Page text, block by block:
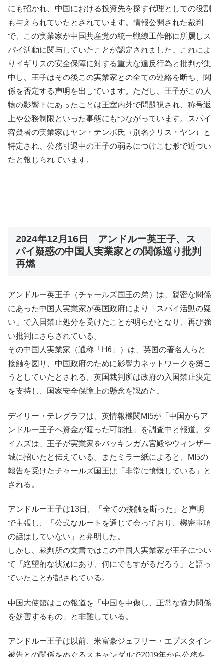
にも招かれ、中国における投資先を探す代理としての役割
も与えられていたとされています。情報公開された裁判
で、この実業家が中国共産党の統一戦線工作部に所属しス
パイ活動に関与していたことが認定されました。これによ
りイギリスの安全保障に対する重大な違反行為と批判が集
中し、王子はその後この実業家との全ての連絡を断ち、関
係を否定する声明を出しています。ただし、王子がこの人
物の影響下にあったことは王室内外で問題視され、称号返
上や公務制限といった事態にもつながっています。スパイ
容疑者の実業家はヤン・テンボ氏（別名クリス・ヤン）と
特定され、公務引退中の王子の弱みにつけこむ形で近づい
たと報じられています。
2024年12月16日 アンドルー英王子、ス
パイ疑惑の中国人実業家との関係巡り批判
再燃
アンドルー英王子（チャールズ国王の弟）は、親密な関係
にあった中国人実業家が英国政府により「スパイ活動の疑
い」で入国禁止処分を受けたことが明らかとなり、再び強
い批判にさらされている。
その中国人実業家（通称「H6」）は、英国の著名人らと
接触を図り、中国政府のために影響力ネットワークを築こ
うとしていたとされる。英国裁判所は政府の入国禁止決定
を支持し、国家安全保障上の懸念を認めた。
デイリー・テレグラフは、英情報機関MI5が「中国からア
ンドルー王子へ資金が渡った可能性」を調査中と報道。タ
イムズは、王子が実業家をバッキンガム宮殿やウィンザー
城に招いたと伝えている。またミラー紙によると、MI5の
報告を受けたチャールズ国王は「非常に憤慨している」と
される。
アンドルー王子は13日、「全ての接触を断った」と声明
で主張し、「公式なルートを通じて会っており、機密事項
の話はしていない」と弁明した。
しかし、裁判所の文書ではこの中国人実業家が王子につい
て「絶望的な状況にあり、何にでもすがるだろう」と語っ
ていたことが記されている。
中国大使館はこの報道を「中国を中傷し、正常な協力関係
を妨害するもの」と非難している。
アンドルー王子は以前、米富豪ジェフリー・エプスタイン
被告との関係をめぐるスキャンダルで2019年から公務を